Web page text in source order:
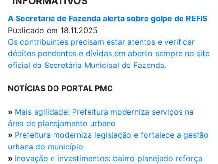
A Secretaria de Fazenda alerta sobre golpe de REFIS
Publicado em 18.11.2025
Os contribuintes precisam estar atentos e verificar
débitos pendentes e dívidas em aberto sempre no site
oficial da Secretária Municipal de Fazenda.
NOTÍCIAS DO PORTAL PMC
» Mais agilidade: Prefeitura moderniza serviços na
área de planejamento urbano
» Prefeitura moderniza legislação e fortalece a gestão
urbana do município
» Inovação e investimentos: bairro planejado reforça